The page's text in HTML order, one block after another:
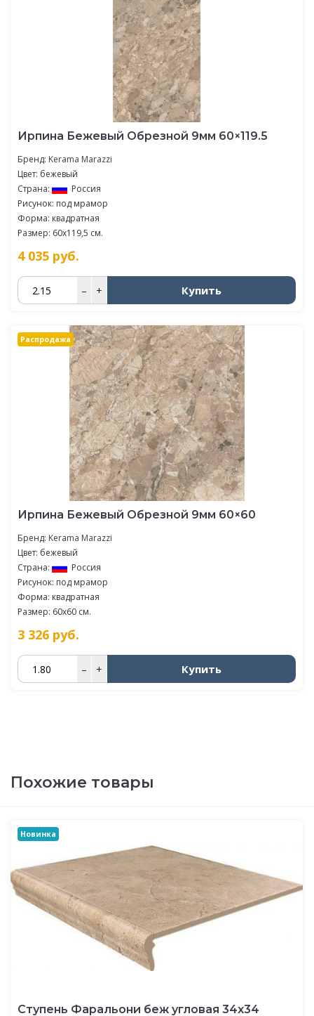
Ирпина Бежевый Обрезной 9мм 60×119.5
Бренд: Kerama Marazzi
Цвет: бежевый
Страна:
Россия
Рисунок: под мрамор
Форма: квадратная
Размер: 60x119,5 см.
4 035 руб.
– + Купить
Распродажа
Ирпина Бежевый Обрезной 9мм 60×60
Бренд: Kerama Marazzi
Цвет: бежевый
Страна:
Россия
Рисунок: под мрамор
Форма: квадратная
Размер: 60x60 см.
3 326 руб.
– + Купить
Похожие товары
Новинка
Ступень Фаральони беж угловая 34x34